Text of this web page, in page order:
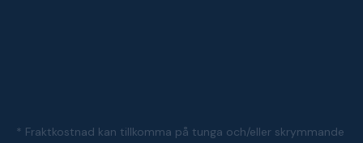
* Fraktkostnad kan tillkomma på tunga och/eller skrymmande